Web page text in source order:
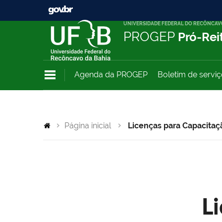
UNIVERSIDADE FEDERAL DO
PROGEP Pró-
Agenda da PROGEP Boletim de
Página inicial Licenças para